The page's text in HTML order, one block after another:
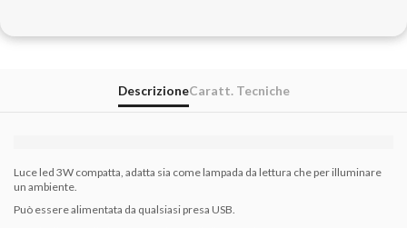
DescrizioneCaratt. Tecniche
Luce led 3W compatta, adatta sia come lampada da lettura che per illuminare
un ambiente.
Può essere alimentata da qualsiasi presa USB.